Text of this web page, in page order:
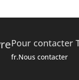
Pour contacter
fr.Nous contacter